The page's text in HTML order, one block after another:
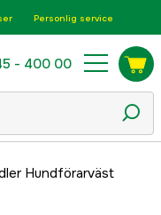
Personlig service
- 400 00
Hundförarväst